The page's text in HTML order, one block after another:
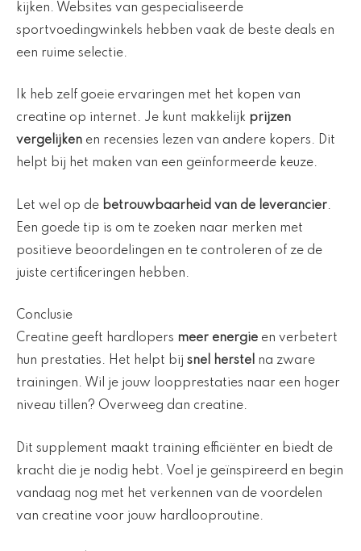
kijken. Websites van gespecialiseerde
sportvoedingwinkels hebben vaak de beste deals en
een ruime selectie.
Ik heb zelf goeie ervaringen met het kopen van
creatine op internet. Je kunt makkelijk prijzen
vergelijken en recensies lezen van andere kopers. Dit
helpt bij het maken van een geïnformeerde keuze.
Let wel op de betrouwbaarheid van de leverancier.
Een goede tip is om te zoeken naar merken met
positieve beoordelingen en te controleren of ze de
juiste certificeringen hebben.
Conclusie
Creatine geeft hardlopers meer energie en verbetert
hun prestaties. Het helpt bij snel herstel na zware
trainingen. Wil je jouw loopprestaties naar een hoger
niveau tillen? Overweeg dan creatine.
Dit supplement maakt training efficiënter en biedt de
kracht die je nodig hebt. Voel je geïnspireerd en begin
vandaag nog met het verkennen van de voordelen
van creatine voor jouw hardlooproutine.